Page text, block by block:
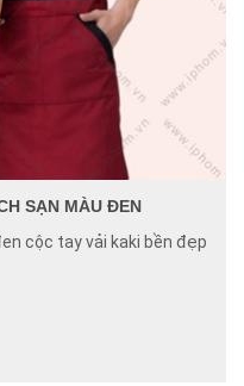
SẠN MÀU ĐEN
cộc tay vải kaki bền đẹp